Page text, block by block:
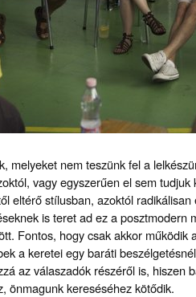
melyeket nem teszünk fel a
vagy egyszerűen el sem
eltérő stílusban, azoktól
is teret ad ez a posztmodern
Fontos, hogy csak akkor működik
a keretei egy baráti
az válaszadók részéről is, hiszen
önmagunk kereséséhez kötődik.